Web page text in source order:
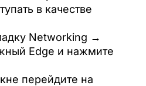
в качестве
Networking →
Edge и нажмите
перейдите на